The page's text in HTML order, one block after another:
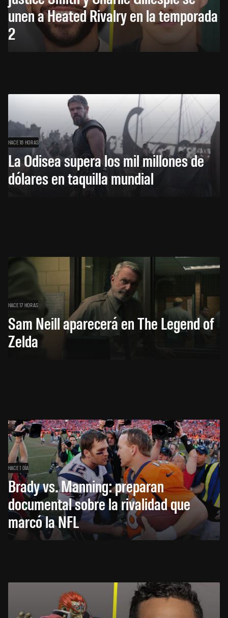
unen a Heated Rivalry en la temporada
2
HACE 16 HORAS
La Odisea supera los mil millones de
dólares en taquilla mundial
HACE 17 HORAS
Sam Neill aparecerá en The Legend of
Zelda
HACE 1 DÍA
Brady vs. Manning: preparan
documental sobre la rivalidad que
marcó la NFL